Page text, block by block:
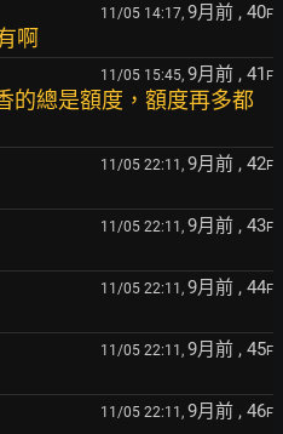
11/05 14:17, 9月前 , 40F
啊
11/05 15:45, 9月前 , 41 F
的總是額度，額度再多都
11/05 22:11, 9月前 , 42F
11/05 22:11, 9月前 , 43F
11/05 22:11, 9月前 , 44F
11/05 22:11, 9月前 , 45F
11/05 22:11, 9月前 , 46F